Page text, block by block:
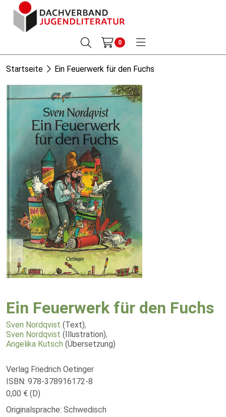
0
Startseite Ein Feuerwerk für den Fuchs
Ein Feuerwerk für den Fuchs
Sven Nordqvist (Text),
Sven Nordqvist (Illustration),
Angelika Kutsch (Übersetzung)
Verlag Friedrich Oetinger
ISBN: 978-378916172-8
0,00 € (D)
Originalsprache: Schwedisch